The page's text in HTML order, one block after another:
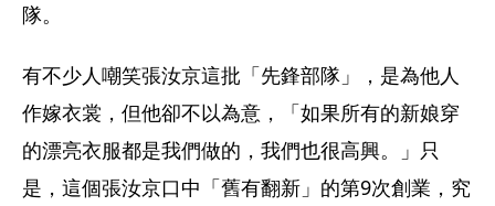
隊。
有不少人嘲笑張汝京這批「先鋒部隊」，是為他人
作嫁衣裳，但他卻不以為意，「如果所有的新娘穿
的漂亮衣服都是我們做的，我們也很高興。」只
是，這個張汝京口中「舊有翻新」的第9次創業，究